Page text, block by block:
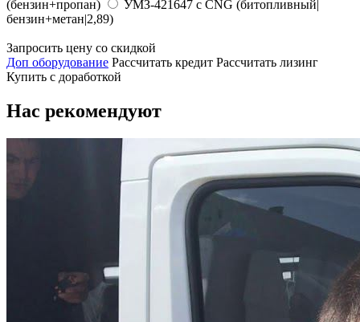
(бензин+пропан)
УМЗ-421647 с CNG (битопливный|
бензин+метан|2,89)
Запросить цену со скидкой
Доп оборудование Рассчитать кредит Рассчитать лизинг
Купить с доработкой
Нас рекомендуют